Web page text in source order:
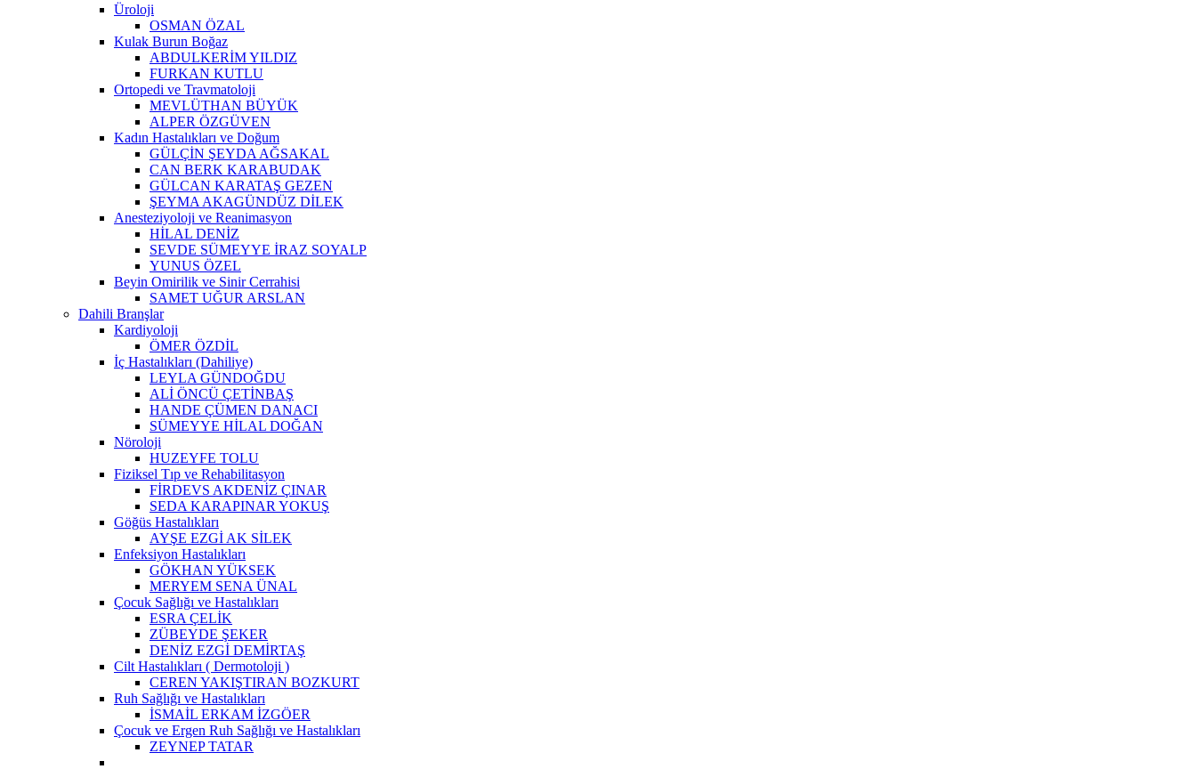
Üroloji
OSMAN ÖZAL
Kulak Burun Boğaz
ABDULKERİM YILDIZ
FURKAN KUTLU
Ortopedi ve Travmatoloji
MEVLÜTHAN BÜYÜK
ALPER ÖZGÜVEN
Kadın Hastalıkları ve Doğum
GÜLÇİN ŞEYDA AĞSAKAL
CAN BERK KARABUDAK
GÜLCAN KARATAŞ GEZEN
ŞEYMA AKAGÜNDÜZ DİLEK
Anesteziyoloji ve Reanimasyon
HİLAL DENİZ
SEVDE SÜMEYYE İRAZ SOYALP
YUNUS ÖZEL
Beyin Omirilik ve Sinir Cerrahisi
SAMET UĞUR ARSLAN
Dahili Branşlar
Kardiyoloji
ÖMER ÖZDİL
İç Hastalıkları (Dahiliye)
LEYLA GÜNDOĞDU
ALİ ÖNCÜ ÇETİNBAŞ
HANDE ÇÜMEN DANACI
SÜMEYYE HİLAL DOĞAN
Nöroloji
HUZEYFE TOLU
Fiziksel Tıp ve Rehabilitasyon
FİRDEVS AKDENİZ ÇINAR
SEDA KARAPINAR YOKUŞ
Göğüs Hastalıkları
AYŞE EZGİ AK SİLEK
Enfeksiyon Hastalıkları
GÖKHAN YÜKSEK
MERYEM SENA ÜNAL
Çocuk Sağlığı ve Hastalıkları
ESRA ÇELİK
ZÜBEYDE ŞEKER
DENİZ EZGİ DEMİRTAŞ
Cilt Hastalıkları ( Dermotoloji )
CEREN YAKIŞTIRAN BOZKURT
Ruh Sağlığı ve Hastalıkları
İSMAİL ERKAM İZGÖER
Çocuk ve Ergen Ruh Sağlığı ve Hastalıkları
ZEYNEP TATAR